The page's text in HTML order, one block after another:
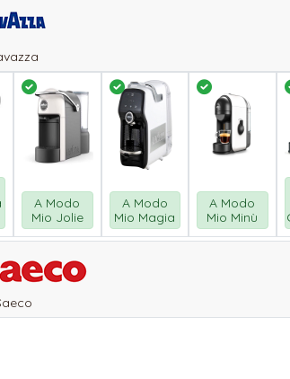
A Modo
Mio Jolie
A Modo
Mio Magia
A Modo
Mio Minù